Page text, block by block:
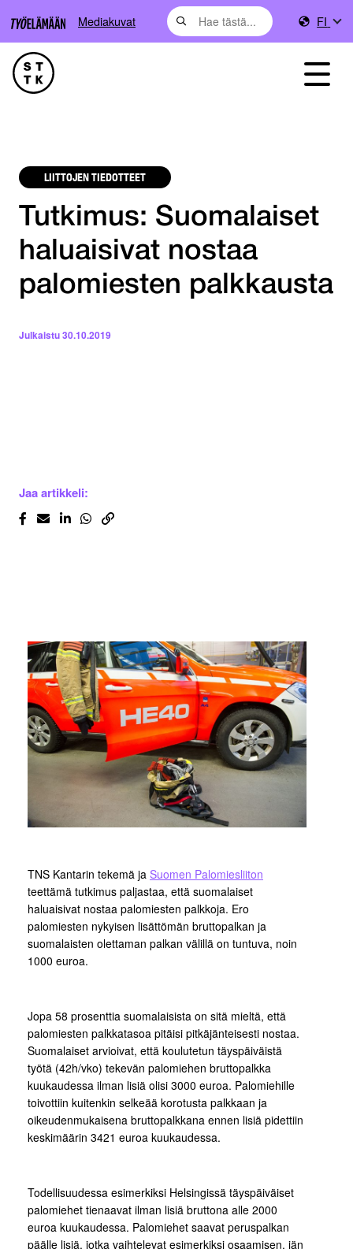
Mediakuvat FI
LIITTOJEN TIEDOTTEET
Tutkimus: Suomalaiset
haluaisivat nostaa
palomiesten palkkausta
Julkaistu30.10.2019
Jaa artikkeli:
TNS Kantarin tekemä ja Suomen Palomiesliiton
teettämä tutkimus paljastaa, että suomalaiset
haluaisivat nostaa palomiesten palkkoja. Ero
palomiesten nykyisen lisättömän bruttopalkan ja
suomalaisten olettaman palkan välillä on tuntuva, noin
1000 euroa.
Jopa 58 prosenttia suomalaisista on sitä mieltä, että
palomiesten palkkatasoa pitäisi pitkäjänteisesti nostaa.
Suomalaiset arvioivat, että koulutetun täyspäiväistä
työtä (42h/vko) tekevän palomiehen bruttopalkka
kuukaudessa ilman lisiä olisi 3000 euroa. Palomiehille
toivottiin kuitenkin selkeää korotusta palkkaan ja
oikeudenmukaisena bruttopalkkana ennen lisiä pidettiin
keskimäärin 3421 euroa kuukaudessa.
Todellisuudessa esimerkiksi Helsingissä täyspäiväiset
palomiehet tienaavat ilman lisiä bruttona alle 2000
euroa kuukaudessa. Palomiehet saavat peruspalkan
päälle lisiä, jotka vaihtelevat esimerkiksi osaamisen, iän